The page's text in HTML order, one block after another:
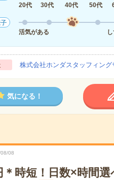
20代
30代 40代 50代
活気がある
株式会社ホンダスタッフィング
気になる！
08
＊時短！日数×時間